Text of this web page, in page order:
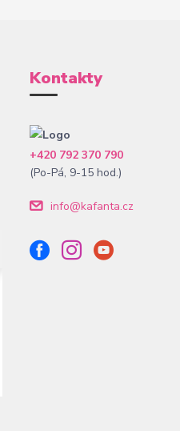
Kontakty
+420 792 370 790
(Po-Pá, 9-15 hod.)
info@kafanta.cz